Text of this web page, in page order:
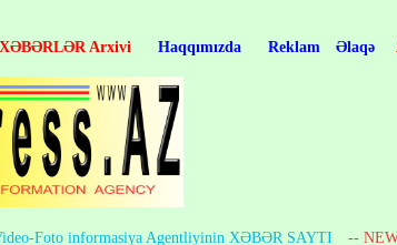
XƏBƏRLƏR Arxivi Haqqımızda Reklam Əlaqə
Foto informasiya Agentliyinin XƏBƏR SAYTI --